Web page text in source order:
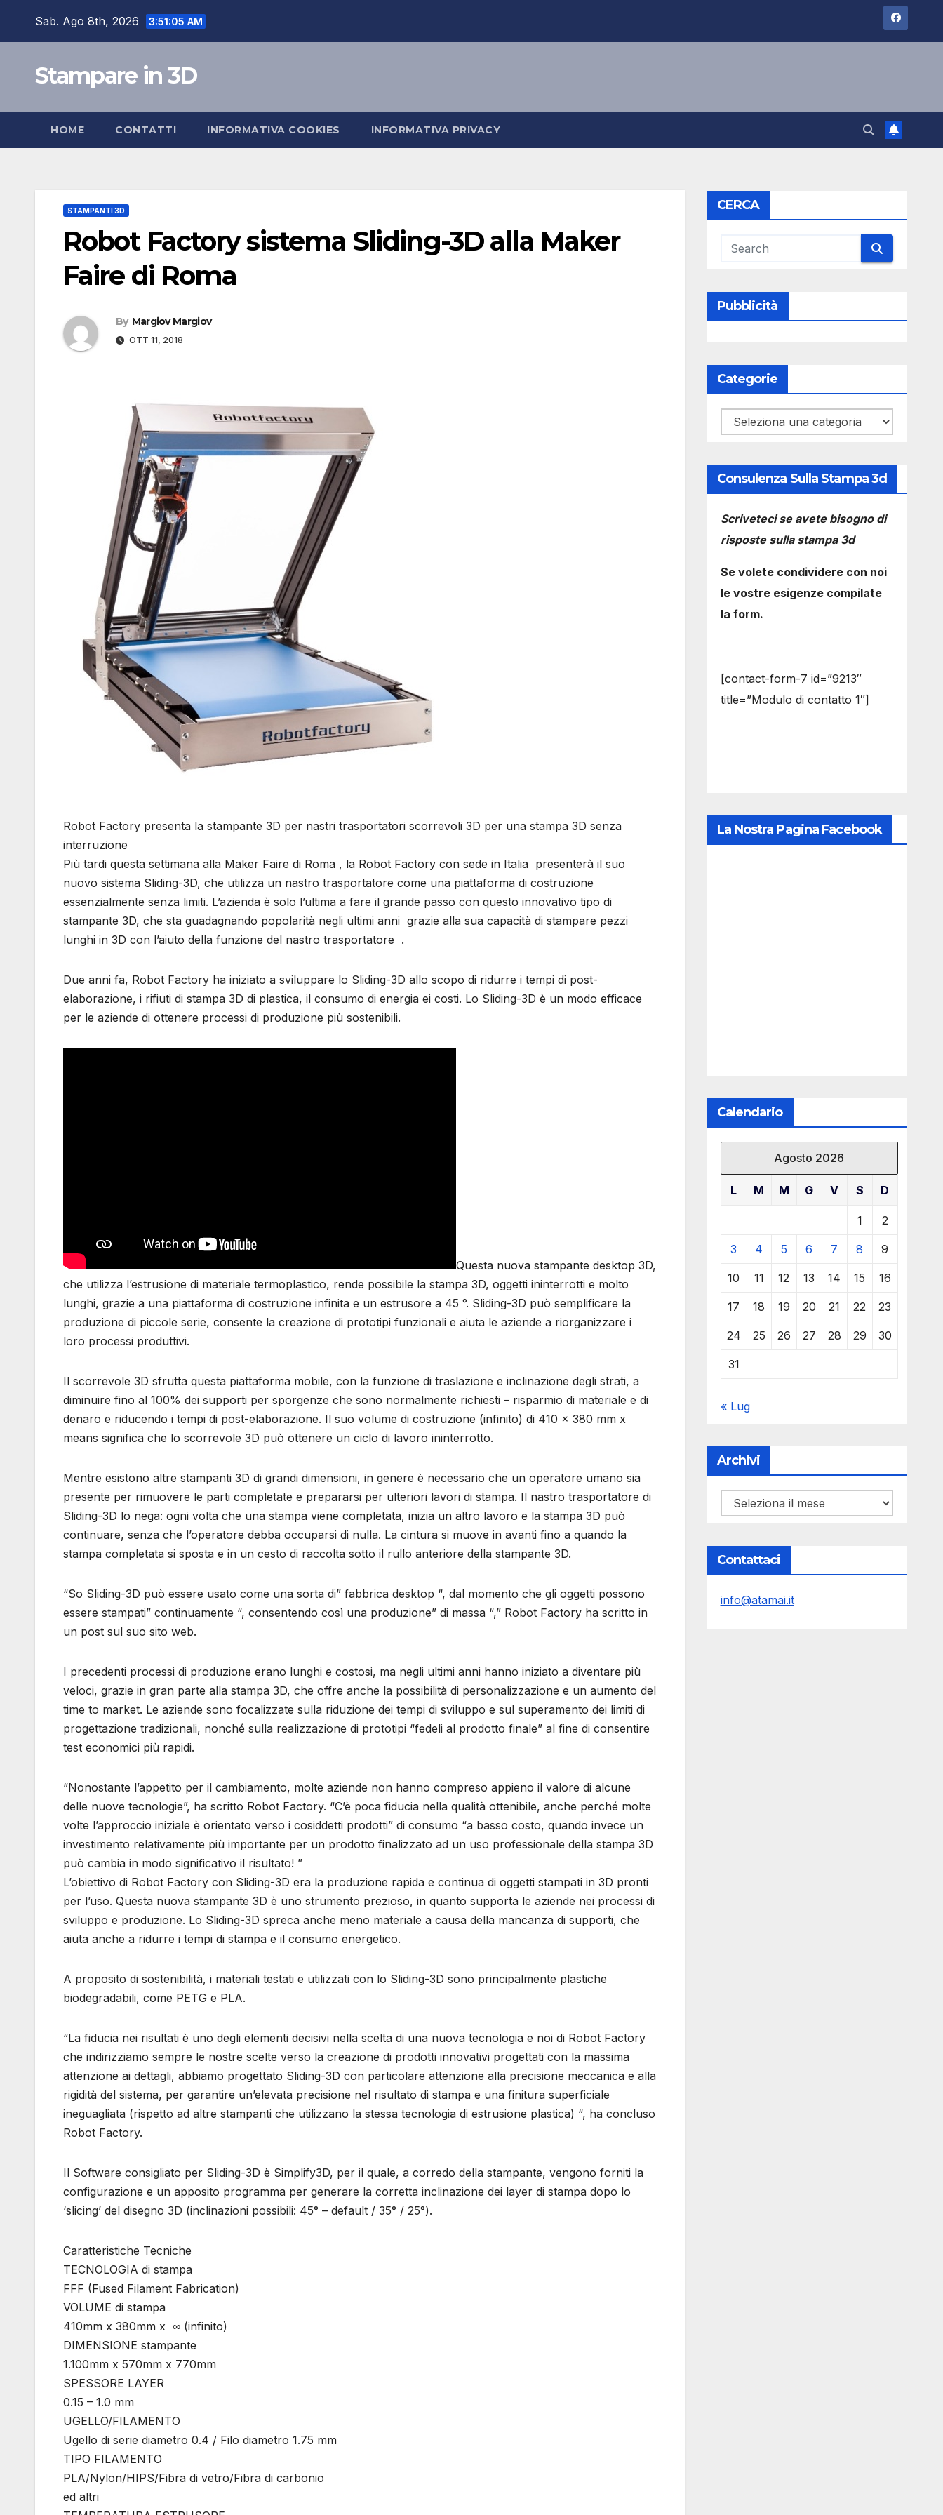
Sab. Ago 8th, 2026 3:51:06 AM
Stampare in 3D
HOME CONTATTI INFORMATIVA COOKIES INFORMATIVA PRIVACY
STAMPANTI 3D
Robot Factory sistema Sliding-3D alla Maker
Faire di Roma
By Margiov Margiov
OTT 11, 2018
Robot Factory presenta la stampante 3D per nastri trasportatori scorrevoli 3D per una stampa 3D senza
interruzione
Più tardi questa settimana alla Maker Faire di Roma , la Robot Factory con sede in Italia presenterà il suo
nuovo sistema Sliding-3D, che utilizza un nastro trasportatore come una piattaforma di costruzione
essenzialmente senza limiti. L’azienda è solo l’ultima a fare il grande passo con questo innovativo tipo di
stampante 3D, che sta guadagnando popolarità negli ultimi anni grazie alla sua capacità di stampare pezzi
lunghi in 3D con l’aiuto della funzione del nastro trasportatore .
Due anni fa, Robot Factory ha iniziato a sviluppare lo Sliding-3D allo scopo di ridurre i tempi di post-
elaborazione, i rifiuti di stampa 3D di plastica, il consumo di energia ei costi. Lo Sliding-3D è un modo efficace
per le aziende di ottenere processi di produzione più sostenibili.
Questa nuova stampante desktop 3D,
che utilizza l’estrusione di materiale termoplastico, rende possibile la stampa 3D, oggetti ininterrotti e molto
lunghi, grazie a una piattaforma di costruzione infinita e un estrusore a 45 °. Sliding-3D può semplificare la
produzione di piccole serie, consente la creazione di prototipi funzionali e aiuta le aziende a riorganizzare i
loro processi produttivi.
Il scorrevole 3D sfrutta questa piattaforma mobile, con la funzione di traslazione e inclinazione degli strati, a
diminuire fino al 100% dei supporti per sporgenze che sono normalmente richiesti – risparmio di materiale e di
denaro e riducendo i tempi di post-elaborazione. Il suo volume di costruzione (infinito) di 410 x 380 mm x
means significa che lo scorrevole 3D può ottenere un ciclo di lavoro ininterrotto.
Mentre esistono altre stampanti 3D di grandi dimensioni, in genere è necessario che un operatore umano sia
presente per rimuovere le parti completate e prepararsi per ulteriori lavori di stampa. Il nastro trasportatore di
Sliding-3D lo nega: ogni volta che una stampa viene completata, inizia un altro lavoro e la stampa 3D può
continuare, senza che l’operatore debba occuparsi di nulla. La cintura si muove in avanti fino a quando la
stampa completata si sposta e in un cesto di raccolta sotto il rullo anteriore della stampante 3D.
“So Sliding-3D può essere usato come una sorta di” fabbrica desktop “, dal momento che gli oggetti possono
essere stampati” continuamente “, consentendo così una produzione” di massa “,” Robot Factory ha scritto in
un post sul suo sito web.
I precedenti processi di produzione erano lunghi e costosi, ma negli ultimi anni hanno iniziato a diventare più
veloci, grazie in gran parte alla stampa 3D, che offre anche la possibilità di personalizzazione e un aumento del
time to market. Le aziende sono focalizzate sulla riduzione dei tempi di sviluppo e sul superamento dei limiti di
progettazione tradizionali, nonché sulla realizzazione di prototipi “fedeli al prodotto finale” al fine di consentire
test economici più rapidi.
“Nonostante l’appetito per il cambiamento, molte aziende non hanno compreso appieno il valore di alcune
delle nuove tecnologie”, ha scritto Robot Factory. “C’è poca fiducia nella qualità ottenibile, anche perché molte
volte l’approccio iniziale è orientato verso i cosiddetti prodotti” di consumo “a basso costo, quando invece un
investimento relativamente più importante per un prodotto finalizzato ad un uso professionale della stampa 3D
può cambia in modo significativo il risultato! ”
L’obiettivo di Robot Factory con Sliding-3D era la produzione rapida e continua di oggetti stampati in 3D pronti
per l’uso. Questa nuova stampante 3D è uno strumento prezioso, in quanto supporta le aziende nei processi di
sviluppo e produzione. Lo Sliding-3D spreca anche meno materiale a causa della mancanza di supporti, che
aiuta anche a ridurre i tempi di stampa e il consumo energetico.
A proposito di sostenibilità, i materiali testati e utilizzati con lo Sliding-3D sono principalmente plastiche
biodegradabili, come PETG e PLA.
“La fiducia nei risultati è uno degli elementi decisivi nella scelta di una nuova tecnologia e noi di Robot Factory
che indirizziamo sempre le nostre scelte verso la creazione di prodotti innovativi progettati con la massima
attenzione ai dettagli, abbiamo progettato Sliding-3D con particolare attenzione alla precisione meccanica e alla
rigidità del sistema, per garantire un’elevata precisione nel risultato di stampa e una finitura superficiale
ineguagliata (rispetto ad altre stampanti che utilizzano la stessa tecnologia di estrusione plastica) “, ha concluso
Robot Factory.
Il Software consigliato per Sliding-3D è Simplify3D, per il quale, a corredo della stampante, vengono forniti la
configurazione e un apposito programma per generare la corretta inclinazione dei layer di stampa dopo lo
‘slicing’ del disegno 3D (inclinazioni possibili: 45° – default / 35° / 25°).
Caratteristiche Tecniche
TECNOLOGIA di stampa
FFF (Fused Filament Fabrication)
VOLUME di stampa
410mm x 380mm x ∞ (infinito)
DIMENSIONE stampante
1.100mm x 570mm x 770mm
SPESSORE LAYER
0.15 – 1.0 mm
UGELLO/FILAMENTO
Ugello di serie diametro 0.4 / Filo diametro 1.75 mm
TIPO FILAMENTO
PLA/Nylon/HIPS/Fibra di vetro/Fibra di carbonio
ed altri
CERCA
Pubblicità
Categorie
Categorie
Consulenza Sulla Stampa 3d
Scriveteci se avete bisogno di
risposte sulla stampa 3d
Se volete condividere con noi
le vostre esigenze compilate
la form.
[contact-form-7 id=”9213″
title=”Modulo di contatto 1″]
La Nostra Pagina Facebook
Calendario
Agosto 2026
L M M G V S D
1 2
3 4 5 6 7 8 9
10 11 12 13 14 15 16
17 18 19 20 21 22 23
24 25 26 27 28 29 30
31
« Lug
Archivi
Archivi
Contattaci
info@atamai.it